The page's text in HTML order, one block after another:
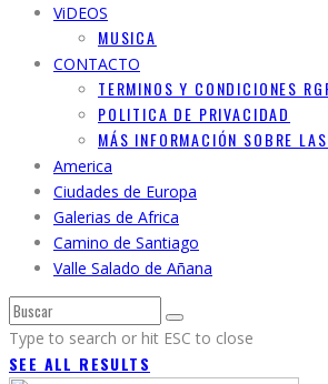
ViDEOS
MUSICA
CONTACTO
TERMINOS Y CONDICIONES
POLITICA DE PRIVACIDAD
MÁS INFORMACIÓN SOBRE
America
Ciudades de Europa
Galerias de Africa
Camino de Santiago
Valle Salado de Añana
Type to search or hit ESC to close
SEE ALL RESULTS